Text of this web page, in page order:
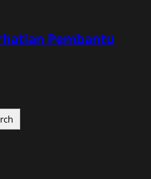
Pembantu